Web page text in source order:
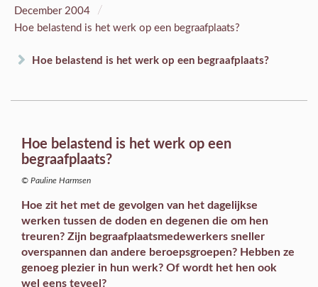
December 2004 /
Hoe belastend is het werk op een begraafplaats?
Hoe belastend is het werk op een begraafplaats?
Hoe belastend is het werk op een
begraafplaats?
© Pauline Harmsen
Hoe zit het met de gevolgen van het dagelijkse
werken tussen de doden en degenen die om hen
treuren? Zijn begraafplaatsmedewerkers sneller
overspannen dan andere beroepsgroepen? Hebben ze
genoeg plezier in hun werk? Of wordt het hen ook
wel eens teveel?